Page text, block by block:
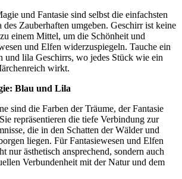
und Fantasie sind selbst die einfachsten
Zauberhaften umgeben. Geschirr ist keine
einem Mittel, um die Schönheit und
und Elfen widerzuspiegeln. Tauche ein
und lila Geschirrs, wo jedes Stück wie ein
wirkt.
Blau und Lila
sind die Farben der Träume, der Fantasie
repräsentieren die tiefe Verbindung zur
die in den Schatten der Wälder und
liegen. Für Fantasiewesen und Elfen
nur ästhetisch ansprechend, sondern auch
Verbundenheit mit der Natur und dem